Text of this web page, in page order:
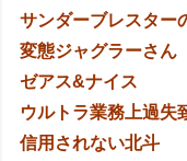
サンダーブレスター
変態ジャグラーさん
ゼアス&ナイス
ウルトラ業務上過失
信用されない北斗